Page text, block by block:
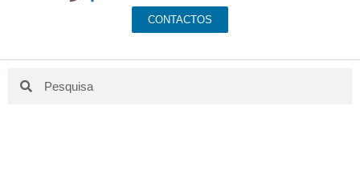
CONTACTOS